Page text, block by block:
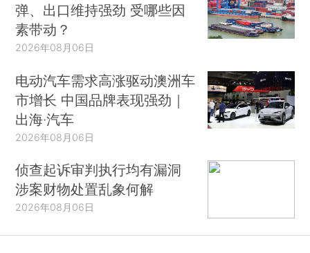
弹、出口维持强劲 受哪些因
素带动？
2026年08月06日
电动汽车需求高涨驱动澳洲车
市增长 中国品牌表现强劲｜
出海·汽车
2026年08月06日
侦查起诉审判执行均有漏洞
涉案财物处置乱象何解
2026年08月06日